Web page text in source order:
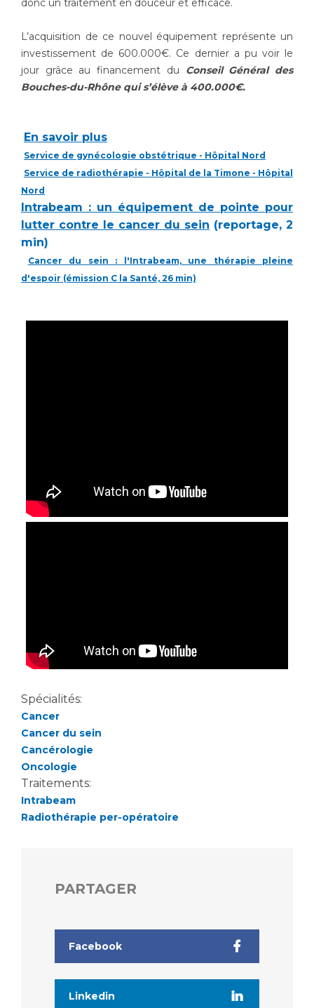
Qualité
Nos indicateurs qualité et de sécurité des soins
Protection des données
Sécurité
Les recherches en santé à l’AP-HM
Liste des marchés conclus
donc un traitement en douceur et efficace.
L’acquisition de ce nouvel équipement représente un
investissement de 600.000€. Ce dernier a pu voir le
jour grâce au financement du Conseil Général des
Bouches-du-Rhône qui s’élève à 400.000€.
En savoir plus
Service de gynécologie obstétrique - Hôpital Nord
Service de radiothérapie - Hôpital de la Timone - Hôpital
Nord
Intrabeam : un équipement de pointe pour
lutter contre le cancer du sein (reportage, 2
min)
Cancer du sein : l'Intrabeam, une thérapie pleine
d'espoir (émission C la Santé, 26 min)
Spécialités:
Cancer
Cancer du sein
Cancérologie
Oncologie
Traitements:
Intrabeam
Radiothérapie per-opératoire
PARTAGER
Facebook
Linkedin